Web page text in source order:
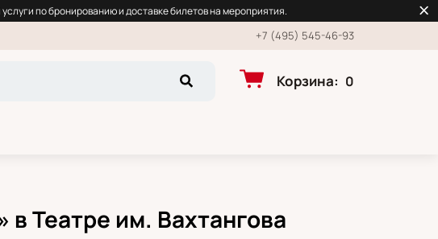
по бронированию и доставке билетов на мероприятия.
+7 (495) 545-46-93
Корзина: 0
Театре им. Вахтангова